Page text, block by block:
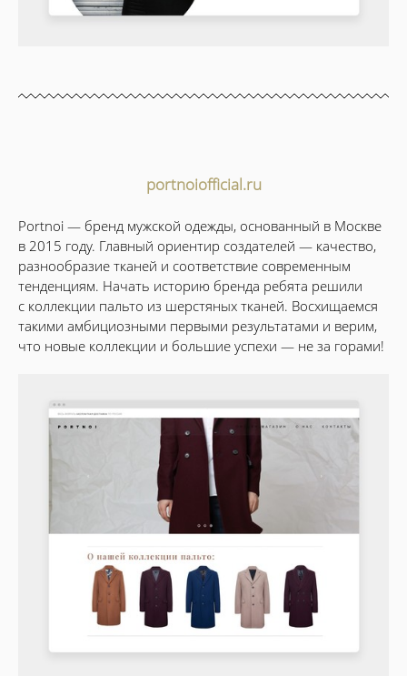
portnoiofficial.ru
Portnoi — бренд мужской одежды, основанный в Москве
в 2015 году. Главный ориентир создателей — качество,
разнообразие тканей и соответствие современным
тенденциям. Начать историю бренда ребята решили
с коллекции пальто из шерстяных тканей. Восхищаемся
такими амбициозными первыми результатами и верим,
что новые коллекции и большие успехи — не за горами!